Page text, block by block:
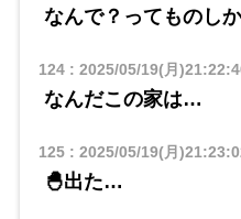
なんで？ってものし
124: 2025/05/19(月
なんだこの家は…
125: 2025/05/19(月
🐣出た…